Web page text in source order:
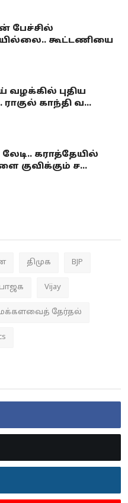
பேச்சில்
கூட்டணியை
வழக்கில் புதிய
ராகுல் காந்தி வ...
லேடி.. கராத்தேயில்
குவிக்கும் ச...
திமுக BJP
பாஜக Vijay
தேர்தல்